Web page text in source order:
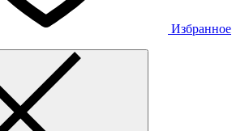
Избранное